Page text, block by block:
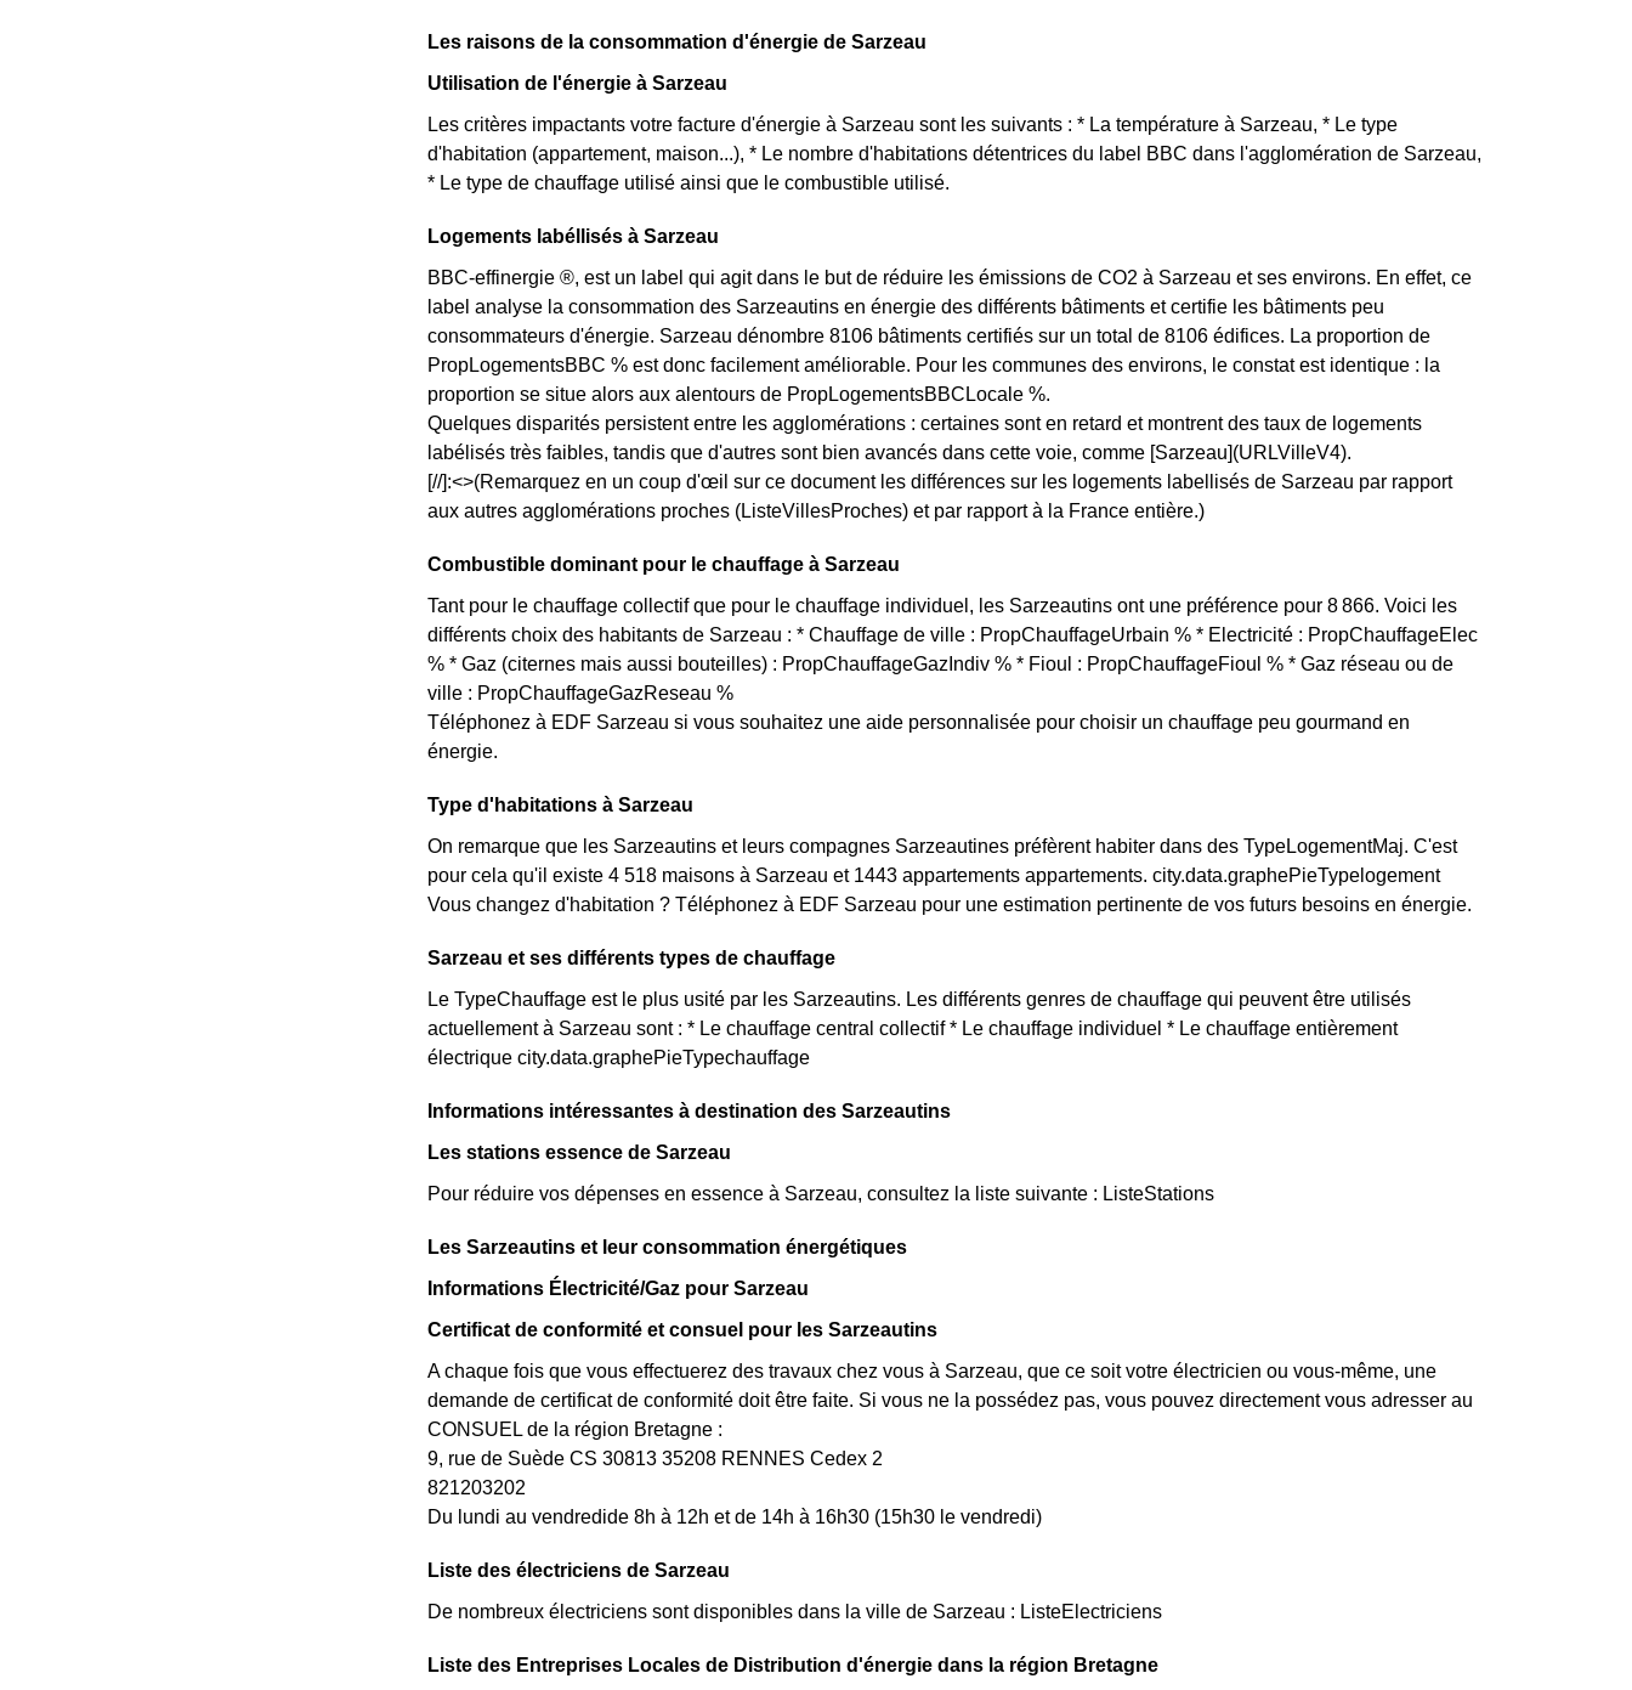
Les raisons de la consommation d'énergie de Sarzeau
Utilisation de l'énergie à Sarzeau
Les critères impactants votre facture d'énergie à Sarzeau sont les suivants : * La température à Sarzeau, * Le type
d'habitation (appartement, maison...), * Le nombre d'habitations détentrices du label BBC dans l'agglomération de Sarzeau,
* Le type de chauffage utilisé ainsi que le combustible utilisé.
Logements labéllisés à Sarzeau
BBC-effinergie ®, est un label qui agit dans le but de réduire les émissions de CO2 à Sarzeau et ses environs. En effet, ce
label analyse la consommation des Sarzeautins en énergie des différents bâtiments et certifie les bâtiments peu
consommateurs d'énergie. Sarzeau dénombre 8106 bâtiments certifiés sur un total de 8106 édifices. La proportion de
PropLogementsBBC % est donc facilement améliorable. Pour les communes des environs, le constat est identique : la
proportion se situe alors aux alentours de PropLogementsBBCLocale %.
Quelques disparités persistent entre les agglomérations : certaines sont en retard et montrent des taux de logements
labélisés très faibles, tandis que d'autres sont bien avancés dans cette voie, comme [Sarzeau](URLVilleV4).
[//]:<>(Remarquez en un coup d'œil sur ce document les différences sur les logements labellisés de Sarzeau par rapport
aux autres agglomérations proches (ListeVillesProches) et par rapport à la France entière.)
Combustible dominant pour le chauffage à Sarzeau
Tant pour le chauffage collectif que pour le chauffage individuel, les Sarzeautins ont une préférence pour 8 866. Voici les
différents choix des habitants de Sarzeau : * Chauffage de ville : PropChauffageUrbain % * Electricité : PropChauffageElec
% * Gaz (citernes mais aussi bouteilles) : PropChauffageGazIndiv % * Fioul : PropChauffageFioul % * Gaz réseau ou de
ville : PropChauffageGazReseau %
Téléphonez à EDF Sarzeau si vous souhaitez une aide personnalisée pour choisir un chauffage peu gourmand en
énergie.
Type d'habitations à Sarzeau
On remarque que les Sarzeautins et leurs compagnes Sarzeautines préfèrent habiter dans des TypeLogementMaj. C'est
pour cela qu'il existe 4 518 maisons à Sarzeau et 1443 appartements appartements. city.data.graphePieTypelogement
Vous changez d'habitation ? Téléphonez à EDF Sarzeau pour une estimation pertinente de vos futurs besoins en énergie.
Sarzeau et ses différents types de chauffage
Le TypeChauffage est le plus usité par les Sarzeautins. Les différents genres de chauffage qui peuvent être utilisés
actuellement à Sarzeau sont : * Le chauffage central collectif * Le chauffage individuel * Le chauffage entièrement
électrique city.data.graphePieTypechauffage
Informations intéressantes à destination des Sarzeautins
Les stations essence de Sarzeau
Pour réduire vos dépenses en essence à Sarzeau, consultez la liste suivante : ListeStations
Les Sarzeautins et leur consommation énergétiques
Informations Électricité/Gaz pour Sarzeau
Certificat de conformité et consuel pour les Sarzeautins
A chaque fois que vous effectuerez des travaux chez vous à Sarzeau, que ce soit votre électricien ou vous-même, une
demande de certificat de conformité doit être faite. Si vous ne la possédez pas, vous pouvez directement vous adresser au
CONSUEL de la région Bretagne :
9, rue de Suède CS 30813 35208 RENNES Cedex 2
821203202
Du lundi au vendredide 8h à 12h et de 14h à 16h30 (15h30 le vendredi)
Liste des électriciens de Sarzeau
De nombreux électriciens sont disponibles dans la ville de Sarzeau : ListeElectriciens
Liste des Entreprises Locales de Distribution d'énergie dans la région Bretagne